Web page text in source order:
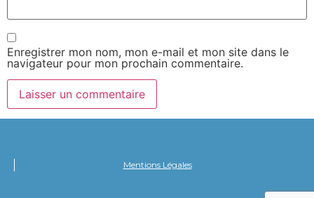
Enregistrer mon nom, mon e-mail et mon site dans le
navigateur pour mon prochain commentaire.
Mentions Légales